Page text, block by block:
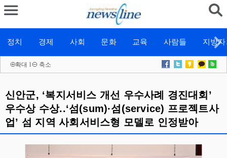
정치 경제 사회 문화 교육 사람들 지방
확대 l 축소
신안군, ‘복지서비스 개선 우수사례 경진대회’
우수상 수상..‘섬(sum)·섬(service) 프로젝트사
업’ 섬 지역 사회서비스형 모델로 인정받아